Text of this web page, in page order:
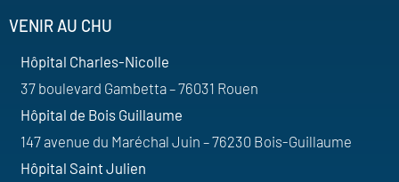
VENIR AU CHU
Hôpital Charles-Nicolle
37 boulevard Gambetta – 76031 Rouen
Hôpital de Bois Guillaume
147 avenue du Maréchal Juin – 76230 Bois-Guillaume
Hôpital Saint Julien